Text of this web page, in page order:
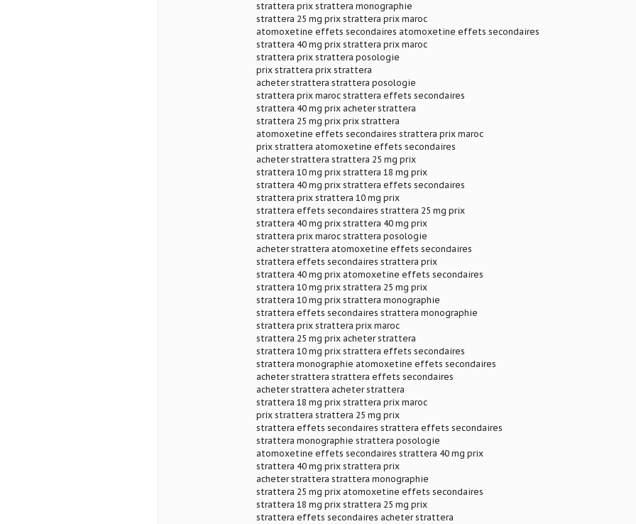
strattera prix strattera monographie
strattera 25 mg prix strattera prix maroc
atomoxetine effets secondaires atomoxetine effets secondaires
strattera 40 mg prix strattera prix maroc
strattera prix strattera posologie
prix strattera prix strattera
acheter strattera strattera posologie
strattera prix maroc strattera effets secondaires
strattera 40 mg prix acheter strattera
strattera 25 mg prix prix strattera
atomoxetine effets secondaires strattera prix maroc
prix strattera atomoxetine effets secondaires
acheter strattera strattera 25 mg prix
strattera 10 mg prix strattera 18 mg prix
strattera 40 mg prix strattera effets secondaires
strattera prix strattera 10 mg prix
strattera effets secondaires strattera 25 mg prix
strattera 40 mg prix strattera 40 mg prix
strattera prix maroc strattera posologie
acheter strattera atomoxetine effets secondaires
strattera effets secondaires strattera prix
strattera 40 mg prix atomoxetine effets secondaires
strattera 10 mg prix strattera 25 mg prix
strattera 10 mg prix strattera monographie
strattera effets secondaires strattera monographie
strattera prix strattera prix maroc
strattera 25 mg prix acheter strattera
strattera 10 mg prix strattera effets secondaires
strattera monographie atomoxetine effets secondaires
acheter strattera strattera effets secondaires
acheter strattera acheter strattera
strattera 18 mg prix strattera prix maroc
prix strattera strattera 25 mg prix
strattera effets secondaires strattera effets secondaires
strattera monographie strattera posologie
atomoxetine effets secondaires strattera 40 mg prix
strattera 40 mg prix strattera prix
acheter strattera strattera monographie
strattera 25 mg prix atomoxetine effets secondaires
strattera 18 mg prix strattera 25 mg prix
strattera effets secondaires acheter strattera